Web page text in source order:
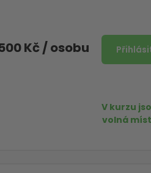
Kč/ osobu